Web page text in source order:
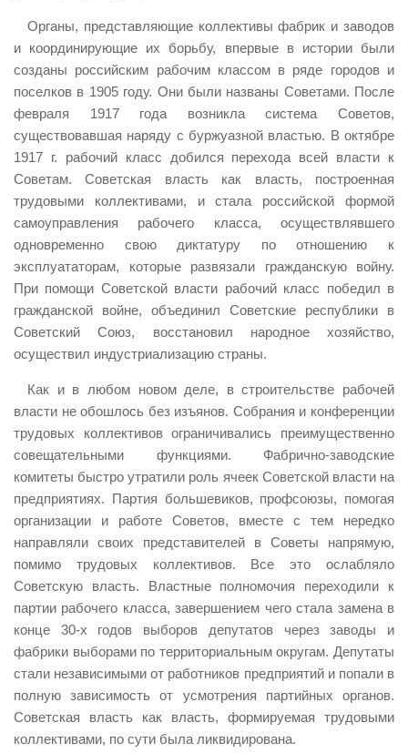
Органы, представляющие коллективы фабрик и заводов
и координирующие их борьбу, впервые в истории были
созданы российским рабочим классом в ряде городов и
поселков в 1905 году. Они были названы Советами. После
февраля 1917 года возникла система Советов,
существовавшая наряду с буржуазной властью. В октябре
1917 г. рабочий класс добился перехода всей власти к
Советам. Советская власть как власть, построенная
трудовыми коллективами, и стала российской формой
самоуправления рабочего класса, осуществлявшего
одновременно свою диктатуру по отношению к
эксплуататорам, которые развязали гражданскую войну.
При помощи Советской власти рабочий класс победил в
гражданской войне, объединил Советские республики в
Советский Союз, восстановил народное хозяйство,
осуществил индустриализацию страны.
Как и в любом новом деле, в строительстве рабочей
власти не обошлось без изъянов. Собрания и конференции
трудовых коллективов ограничивались преимущественно
совещательными функциями. Фабрично-заводские
комитеты быстро утратили роль ячеек Советской власти на
предприятиях. Партия большевиков, профсоюзы, помогая
организации и работе Советов, вместе с тем нередко
направляли своих представителей в Советы напрямую,
помимо трудовых коллективов. Все это ослабляло
Советскую власть. Властные полномочия переходили к
партии рабочего класса, завершением чего стала замена в
конце 30-х годов выборов депутатов через заводы и
фабрики выборами по территориальным округам. Депутаты
стали независимыми от работников предприятий и попали в
полную зависимость от усмотрения партийных органов.
Советская власть как власть, формируемая трудовыми
коллективами, по сути была ликвидирована.